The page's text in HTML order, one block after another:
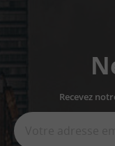
Recevez